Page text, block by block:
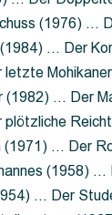
(1976) …
… Der
(1982) … Der
(1971) … Der
(1958) …
… Der